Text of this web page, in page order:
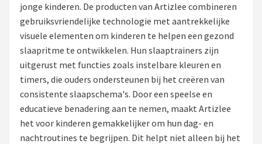
Slaaptrainers
Nachtlampjes
Slaaphulpen
Babyprojectors
Shop
jonge kinderen. De producten van Artizlee combineren
gebruiksvriendelijke technologie met aantrekkelijke
visuele elementen om kinderen te helpen een gezond
slaapritme te ontwikkelen. Hun slaaptrainers zijn
uitgerust met functies zoals instelbare kleuren en
timers, die ouders ondersteunen bij het creëren van
consistente slaapschema's. Door een speelse en
educatieve benadering aan te nemen, maakt Artizlee
het voor kinderen gemakkelijker om hun dag- en
nachtroutines te begrijpen. Dit helpt niet alleen bij het